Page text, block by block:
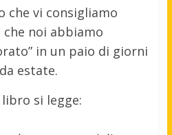
che vi consigliamo
che noi abbiamo
in un paio di giorni
estate.
si legge: